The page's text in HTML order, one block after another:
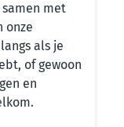
met
onze
als je
of gewoon
en